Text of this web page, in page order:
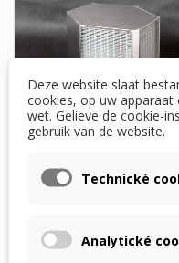
Buderus Logavent
HRV2-230 –
Deze website slaat
cookies, op uw
wet. Gelieve de cookie-
gebruik van de website.
Technické
Analytické